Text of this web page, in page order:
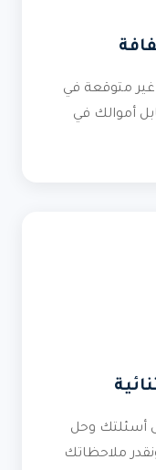
متوقعة في
أموالك في
على أسئلتك وحل
ملاحظاتك